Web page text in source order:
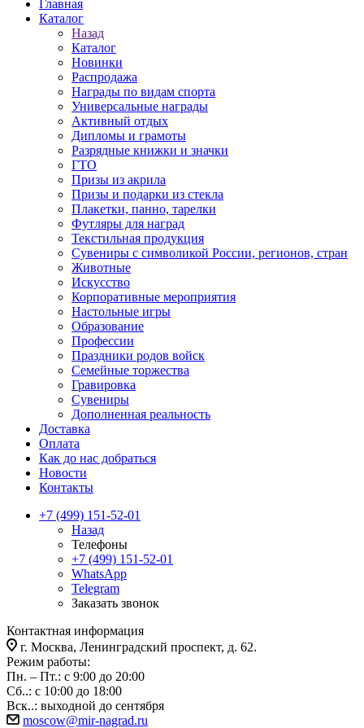
Главная
Каталог
Назад
Каталог
Новинки
Распродажа
Награды по видам спорта
Универсальные награды
Активный отдых
Дипломы и грамоты
Разрядные книжки и значки
ГТО
Призы из акрила
Призы и подарки из стекла
Плакетки, панно, тарелки
Футляры для наград
Текстильная продукция
Сувениры с символикой России, регионов, стран
Животные
Искусство
Корпоративные мероприятия
Настольные игры
Образование
Профессии
Праздники родов войск
Семейные торжества
Гравировка
Сувениры
Дополненная реальность
Доставка
Оплата
Как до нас добраться
Новости
Контакты
+7 (499) 151-52-01
Назад
Телефоны
+7 (499) 151-52-01
WhatsApp
Telegram
Заказать звонок
Контактная информация
г. Москва, Ленинградский проспект, д. 62.
Режим работы:
Пн. – Пт.: с 9:00 до 20:00
Сб..: с 10:00 до 18:00
Вск..: выходной до сентября
moscow@mir-nagrad.ru